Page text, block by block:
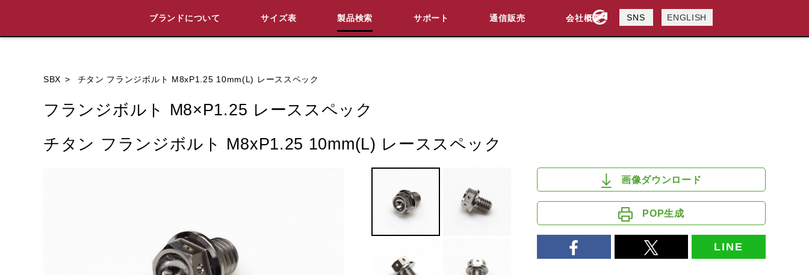
ブランドについて サイズ表 製品検索 サポート 通信販売 会社概要
会社概要
採用情報
SNS ENGLISH
データを準備しています。
SBX チタン フランジボルト M8xP1.25 10mm(L) レーススペック
フランジボルト M8×P1.25 レーススペック
チタン フランジボルト M8xP1.25 10mm(L) レーススペック
画像ダウンロード
POP生成
LINE